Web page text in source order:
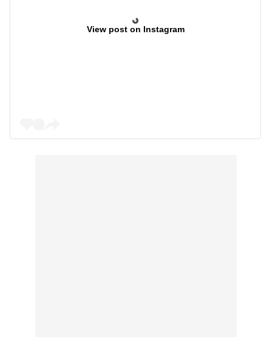
View post on Instagram